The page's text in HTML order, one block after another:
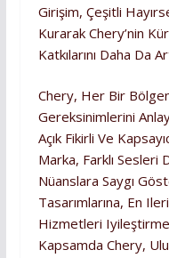
Girişim, Çeşitli
Kurarak Chery’nin
Katkılarını Daha Da
Chery, Her Bir
Gereksinimlerini
Açık Fikirli Ve
Marka, Farklı
Nüanslara Saygı
Tasarımlarına, En
Hizmetleri
Kapsamda Chery,